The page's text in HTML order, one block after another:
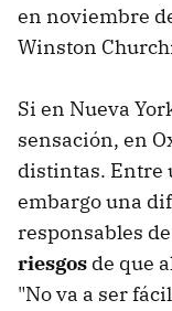
en noviembre
Winston
Si en Nueva
sensación, en
distintas. Entre
embargo una
responsables
riesgos de que
"No va a ser